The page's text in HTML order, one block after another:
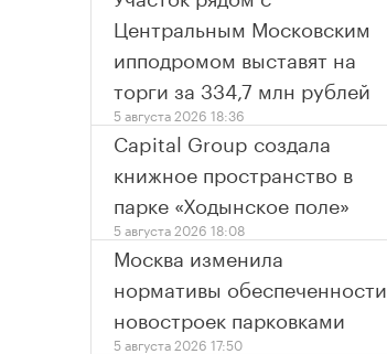
Центральным Московским
ипподромом выставят на
торги за 334,7 млн рублей
5 августа 2026 18:36
Capital Group создала
книжное пространство в
парке «Ходынское поле»
5 августа 2026 18:08
Москва изменила
нормативы обеспеченности
новостроек парковками
5 августа 2026 17:50